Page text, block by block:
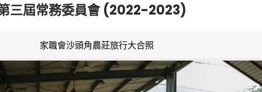
三屆常務委員會 (2022-2023)
家職會沙頭角農莊旅行大合照